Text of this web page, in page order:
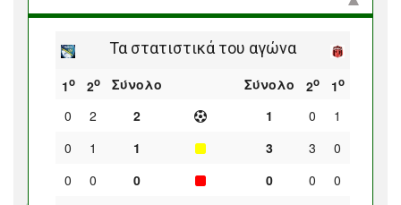
Τα στατιστικά του αγώνα
1ο 2ο Σύνολο Σύνολο 2ο 1ο
0 2 2 1 0
1
0
1 1 3 3
0
0
0 0 0 0
0